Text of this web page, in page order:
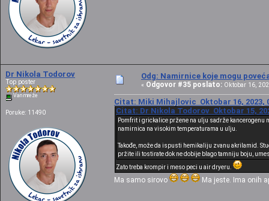
Dr Nikola Todorov
Top poster
Van mreže
Poruke: 11490
Odg: Namirnice koje mogu
« Odgovor #35 poslato: Oktobar 16,
Citat: Miki Mihajlovic Oktobar 16, 2023,
Citat: Dr Nikola Todorov Oktobar 15,
Pomfrit i grickalice pržene na ulju sadrže
namirnica na visokim temperaturama u ulju.
Takođe, može da ispusti hemikaliju zvanu akrilamid.
pržite ili tostirate dok ne dobije blago tamniju boju,
Zato treba krompir i meso peci u air dryeru.
Ma samo sirovo Ma jeste. Ima onih